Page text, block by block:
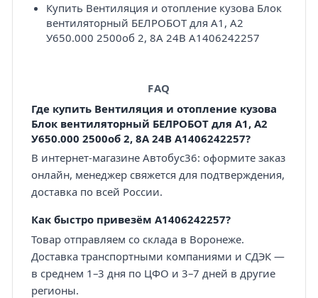
Купить Вентиляция и отопление кузова Блок
вентиляторный БЕЛРОБОТ для А1, А2
У650.000 2500об 2, 8А 24В A1406242257
FAQ
Где купить Вентиляция и отопление кузова
Блок вентиляторный БЕЛРОБОТ для А1, А2
У650.000 2500об 2, 8А 24В A1406242257?
В интернет-магазине Автобус36: оформите заказ
онлайн, менеджер свяжется для подтверждения,
доставка по всей России.
Как быстро привезём A1406242257?
Товар отправляем со склада в Воронеже.
Доставка транспортными компаниями и СДЭК —
в среднем 1–3 дня по ЦФО и 3–7 дней в другие
регионы.